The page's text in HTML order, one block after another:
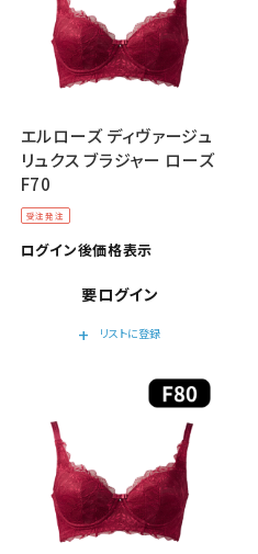
受注発注
エルローズ ディヴァージュ
リュクス ブラジャー ローズ
F70
ログイン後価格表示
要ログイン
add
リストに登録